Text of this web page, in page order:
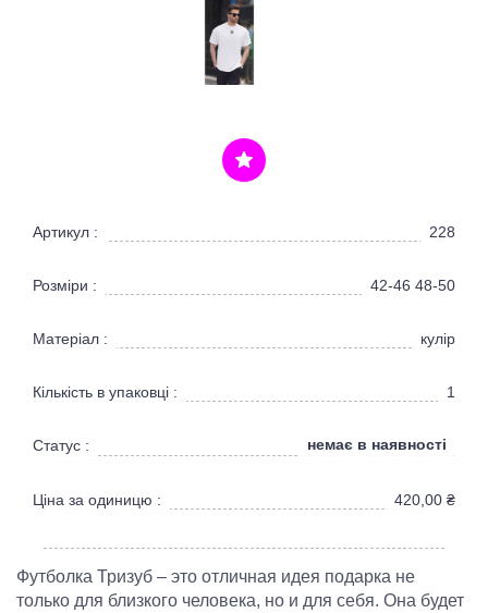
Артикул : 228
Розміри : 42-46 48-50
Матеріал : кулір
Кількість в упаковці : 1
Статус : немає в наявності
Ціна за одиницю : 420,00 ₴
Футболка Тризуб – это отличная идея подарка не
только для близкого человека, но и для себя. Она будет